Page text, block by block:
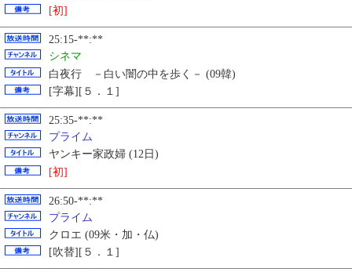
[初]
25:15-**:**
シネマ
白夜行 －白い闇の中を歩く－ (09韓)
[字幕][５．１]
25:35-**:**
プライム
ヤンキー家政婦 (12日)
[初]
26:50-**:**
プライム
クロエ (09米・加・仏)
[吹替][５．１]